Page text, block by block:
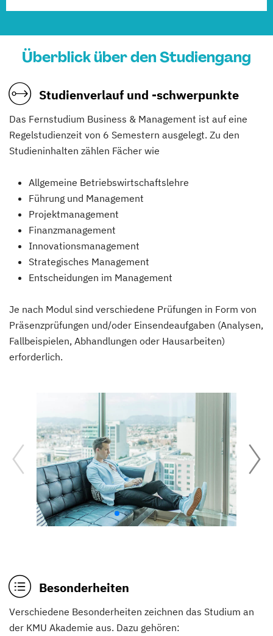
Überblick über den Studiengang
Studienverlauf und -schwerpunkte
Das Fernstudium Business & Management ist auf eine
Regelstudienzeit von 6 Semestern ausgelegt. Zu den
Studieninhalten zählen Fächer wie
Allgemeine Betriebswirtschaftslehre
Führung und Management
Projektmanagement
Finanzmanagement
Innovationsmanagement
Strategisches Management
Entscheidungen im Management
Je nach Modul sind verschiedene Prüfungen in Form von
Präsenzprüfungen und/oder Einsendeaufgaben (Analysen,
Fallbeispielen, Abhandlungen oder Hausarbeiten)
erforderlich.
Besonderheiten
Verschiedene Besonderheiten zeichnen das Studium an
der KMU Akademie aus. Dazu gehören: